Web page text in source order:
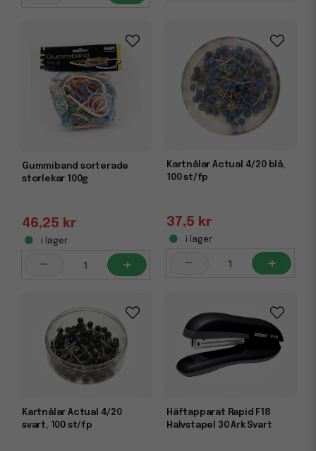
Gummiband sorterade
storlekar 100g
46,25 kr
i lager
- +
Kartnålar Actual 4/20 blå,
100 st/fp
37,5 kr
i lager
- +
Kartnålar Actual 4/20
svart, 100 st/fp
Häftapparat Rapid F18
Halvstapel 30 Ark Svart